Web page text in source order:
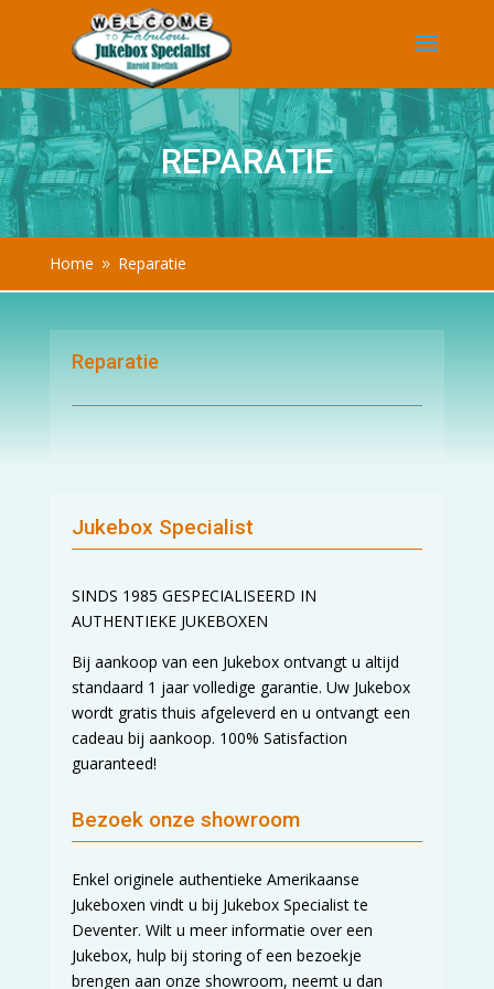
REPARATIE
Home 9 Reparatie
Reparatie
Jukebox Specialist
SINDS 1985 GESPECIALISEERD IN
AUTHENTIEKE JUKEBOXEN
Bij aankoop van een Jukebox ontvangt u altijd
standaard 1 jaar volledige garantie. Uw Jukebox
wordt gratis thuis afgeleverd en u ontvangt een
cadeau bij aankoop. 100% Satisfaction
guaranteed!
Bezoek onze showroom
Enkel originele authentieke Amerikaanse
Jukeboxen vindt u bij Jukebox Specialist te
Deventer. Wilt u meer informatie over een
Jukebox, hulp bij storing of een bezoekje
brengen aan onze showroom, neemt u dan